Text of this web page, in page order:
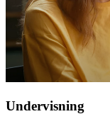
Undervisning